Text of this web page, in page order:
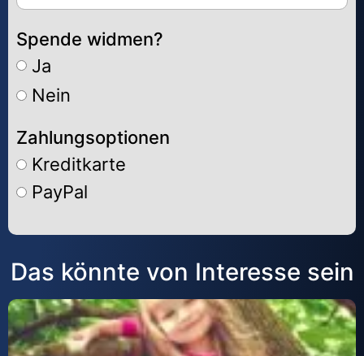
Spende widmen?
Ja
Nein
Zahlungsoptionen
Kreditkarte
PayPal
Alternative:
Das könnte von Interesse sein